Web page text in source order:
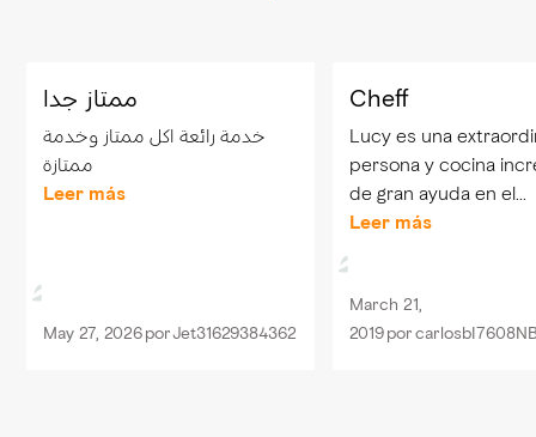
ممتاز جدا
خدمة رائعة اكل ممتاز وخدمة
ممتازة
Leer más
May 27, 2026porJet31629384362
Cheff
Lucy es una
persona y cocina
de gran ayuda en el
restaurante. Y su
Leer más
March 21,
2019por